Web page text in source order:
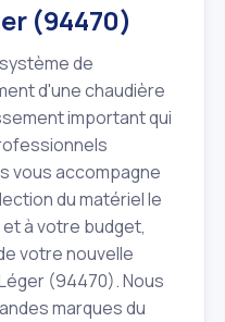
(94470)
de
d'une chaudière
important qui
vous accompagne
du matériel le
à votre budget,
votre nouvelle
(94470). Nous
marques du